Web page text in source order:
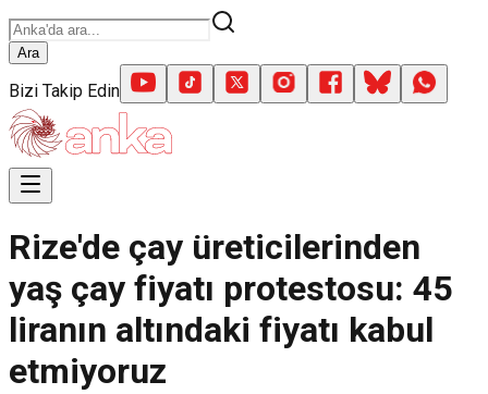
Ara
Bizi Takip Edin
Rize'de çay üreticilerinden
yaş çay fiyatı protestosu: 45
liranın altındaki fiyatı kabul
etmiyoruz